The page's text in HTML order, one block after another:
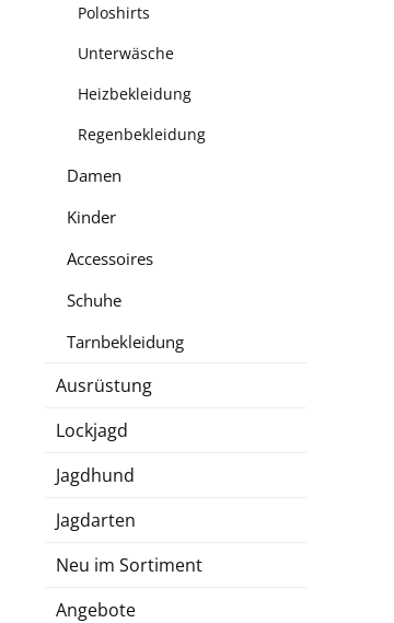
Poloshirts
Unterwäsche
Heizbekleidung
Regenbekleidung
Damen
Kinder
Accessoires
Schuhe
Tarnbekleidung
Ausrüstung
Lockjagd
Jagdhund
Jagdarten
Neu im Sortiment
Angebote